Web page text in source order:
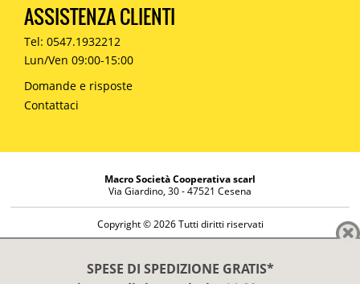
SPESE DI SPEDIZIONE GRATIS*
ASSISTENZA CLIENTI
Tel: 0547.1932212
Lun/Ven 09:00-15:00
Domande e risposte
Contattaci
Macro Società Cooperativa scarl
Via Giardino, 30 - 47521 Cesena
Copyright © 2026 Tutti diritti riservati
Diritto di reso